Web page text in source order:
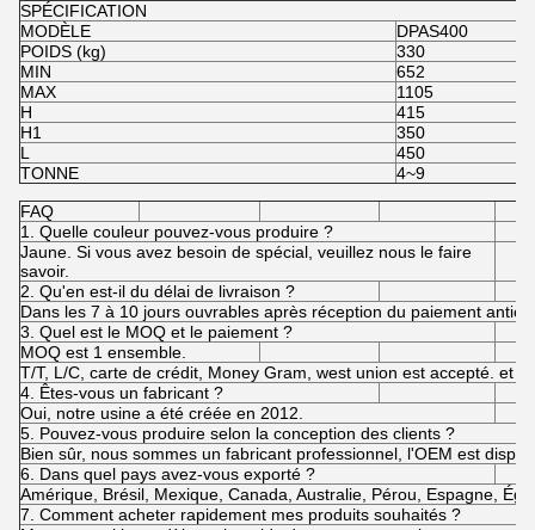
SPÉCIFICATION
MODÈLE
DPAS400
POIDS (kg)
330
MIN
652
MAX
1105
H
415
H1
350
L
450
TONNE
4~9
FAQ
1. Quelle couleur pouvez-vous produire ?
Jaune. Si vous avez besoin de spécial, veuillez nous le faire
savoir.
2. Qu'en est-il du délai de livraison ?
Dans les 7 à 10 jours ouvrables après réception du paiement
3. Quel est le MOQ et le paiement ?
MOQ est 1 ensemble.
T/T, L/C, carte de crédit, Money Gram, west union est accepté. et
4. Êtes-vous un fabricant ?
Oui, notre usine a été créée en 2012.
5. Pouvez-vous produire selon la conception des clients ?
Bien sûr, nous sommes un fabricant professionnel, l'OEM est
6. Dans quel pays avez-vous exporté ?
Amérique, Brésil, Mexique, Canada, Australie, Pérou, Espagne,
7. Comment acheter rapidement mes produits souhaités ?